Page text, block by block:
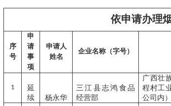
依申请办理
序
号
申
请
事
项
申请人
姓名
企业名称（字号）
1
延
续
杨永华
三江县志鸿食品
经营部
广西壮
程村工
公司内）